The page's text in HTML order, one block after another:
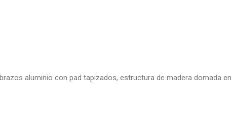
aluminio con pad tapizados, estructura de madera domada